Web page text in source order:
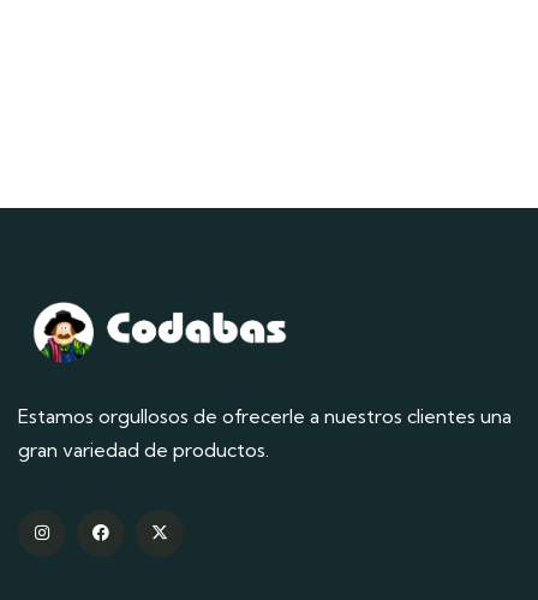
Estamos orgullosos de ofrecerle a nuestros clientes una
gran variedad de productos.